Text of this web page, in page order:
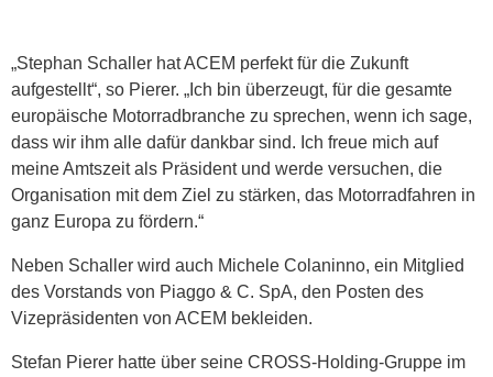
„Stephan Schaller hat ACEM perfekt für die Zukunft
aufgestellt“, so Pierer. „Ich bin überzeugt, für die gesamte
europäische Motorradbranche zu sprechen, wenn ich sage,
dass wir ihm alle dafür dankbar sind. Ich freue mich auf
meine Amtszeit als Präsident und werde versuchen, die
Organisation mit dem Ziel zu stärken, das Motorradfahren in
ganz Europa zu fördern.“
Neben Schaller wird auch Michele Colaninno, ein Mitglied
des Vorstands von Piaggo & C. SpA, den Posten des
Vizepräsidenten von ACEM bekleiden.
Stefan Pierer hatte über seine CROSS-Holding-Gruppe im